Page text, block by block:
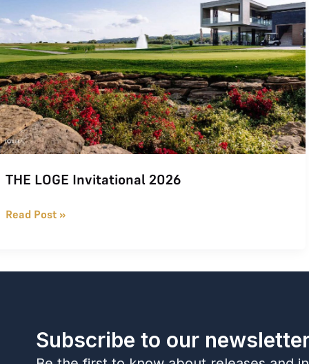
THE LOGE Invitational 2026
Read Post »
Subscribe to our